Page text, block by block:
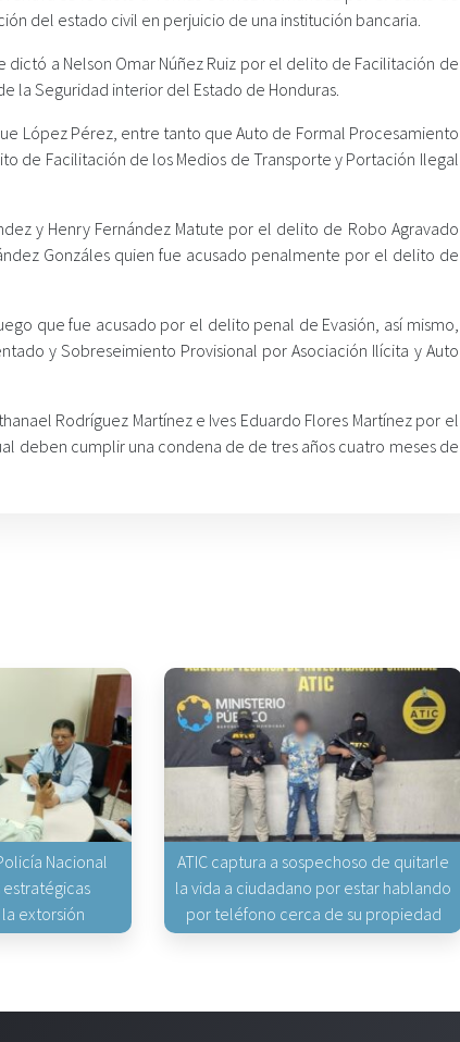
del estado civil en perjuicio de una institución bancaria.
a Nelson Omar Núñez Ruiz por el delito de Facilitación de
la Seguridad interior del Estado de Honduras.
López Pérez, entre tanto que Auto de Formal Procesamiento
de Facilitación de los Medios de Transporte y Portación Ilegal
y Henry Fernández Matute por el delito de Robo Agravado
Gonzáles quien fue acusado penalmente por el delito de
que fue acusado por el delito penal de Evasión, así mismo,
y Sobreseimiento Provisional por Asociación Ilícita y Auto
Rodríguez Martínez e Ives Eduardo Flores Martínez por el
deben cumplir una condena de de tres años cuatro meses de
Nacional
extorsión
ATIC captura a sospechoso de quitarle
la vida a ciudadano por estar hablando
por teléfono cerca de su propiedad